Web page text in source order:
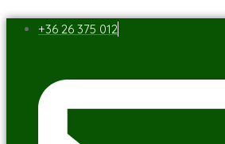
+36 26 375 012